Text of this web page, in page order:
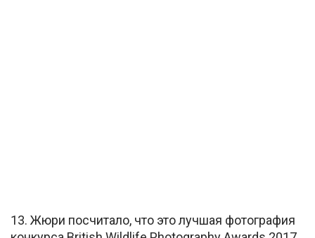
13. Жюри посчитало, что это лучшая фотография